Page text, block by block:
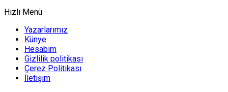
Hızlı Menü
Yazarlarımız
Künye
Hesabım
Gizlilik politikası
Çerez Politikası
İletişim